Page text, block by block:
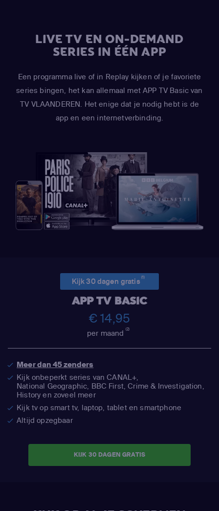
LIVE TV EN ON-DEMAND
SERIES IN ÉÉN APP
Een programma live of in Replay kijken of je favoriete
series bingen, het kan allemaal met APP TV Basic van
TV VLAANDEREN. Het enige dat je nodig hebt is de
app en een internetverbinding.
Kijk 30 dagen gratis(1)
APP TV BASIC
€ 14,95
per maand(2)
Meer dan 45 zenders
Kijk onbeperkt series van CANAL+,
National Geographic, BBC First, Crime & Investigation,
History en zoveel meer
Kijk tv op smart tv, laptop, tablet en smartphone
Altijd opzegbaar
KIJK 30 DAGEN GRATIS